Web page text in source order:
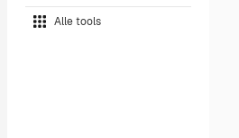
Alle tools